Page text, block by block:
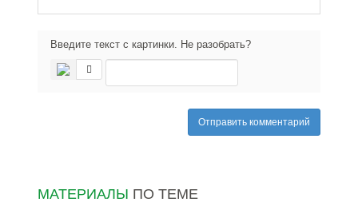
Введите текст с картинки. Не разобрать?
Отправить комментарий
МАТЕРИАЛЫ ПО ТЕМЕ